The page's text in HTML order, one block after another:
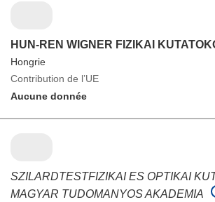
HUN-REN WIGNER FIZIKAI
Hongrie
Contribution de l’UE
Aucune donnée
SZILARDTESTFIZIKAI ES OPTIKAI
MAGYAR TUDOMANYOS AKADEMIA